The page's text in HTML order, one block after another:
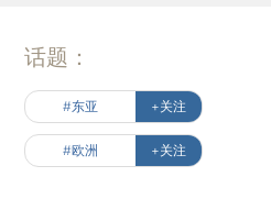
话题：
#东亚 +关注
#欧洲 +关注